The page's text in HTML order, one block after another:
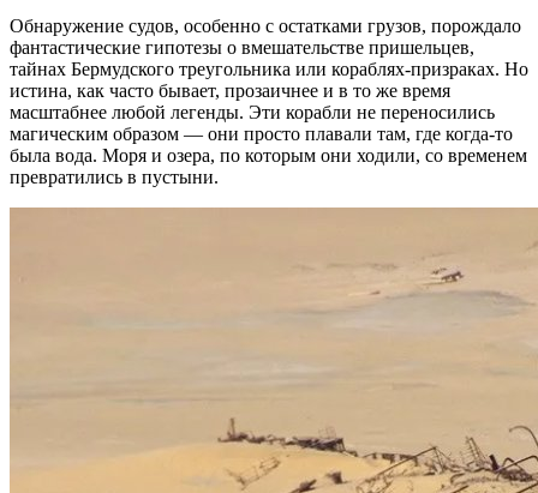
Обнаружение судов, особенно с остатками грузов, порождало
фантастические гипотезы о вмешательстве пришельцев,
тайнах Бермудского треугольника или кораблях-призраках. Но
истина, как часто бывает, прозаичнее и в то же время
масштабнее любой легенды. Эти корабли не переносились
магическим образом — они просто плавали там, где когда-то
была вода. Моря и озера, по которым они ходили, со временем
превратились в пустыни.